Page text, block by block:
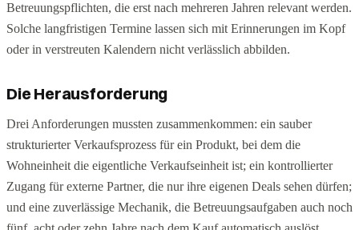
Betreuungspflichten, die erst nach mehreren Jahren relevant werden.
Solche langfristigen Termine lassen sich mit Erinnerungen im Kopf
oder in verstreuten Kalendern nicht verlässlich abbilden.
Die Herausforderung
Drei Anforderungen mussten zusammenkommen: ein sauber
strukturierter Verkaufsprozess für ein Produkt, bei dem die
Wohneinheit die eigentliche Verkaufseinheit ist; ein kontrollierter
Zugang für externe Partner, die nur ihre eigenen Deals sehen dürfen;
und eine zuverlässige Mechanik, die Betreuungsaufgaben auch noch